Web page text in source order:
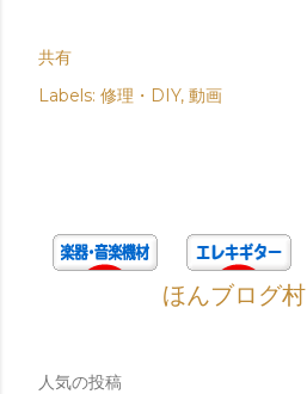
共有
Labels: 修理・DIY 動画
ほんブログ村
人気の投稿